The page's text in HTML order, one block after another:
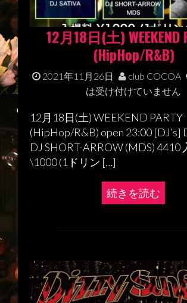
12月18日(土) WEEKEND
(HipHop/R&B)
2021年11月26日 club COCOA
は受け付けていません
12月18日(土) WEEKEND PARTY
(HipHop/R&B) open 23:00 [DJ’s]
DJ SHORT-ARROW (MDS) 4410
\1000 (1ドリン […]
続きを読む